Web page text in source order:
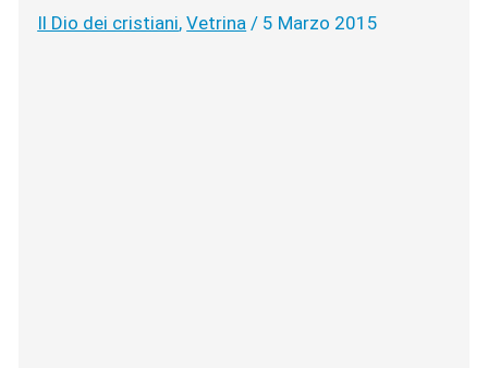
Il Dio dei cristiani,Vetrina / 5 Marzo 2015